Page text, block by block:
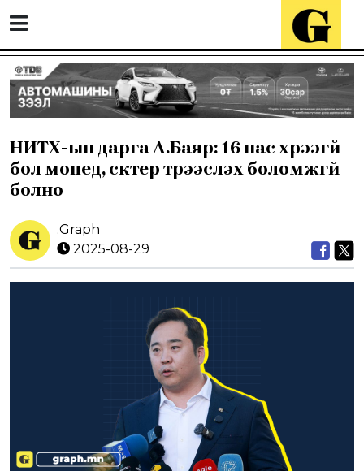
НИТХ-ын дарга А.Баяр: 16 нас хүрээгүй
бол мопед, скүүтер түрээслэх боломжгүй
болно
.Graph
2025-08-29